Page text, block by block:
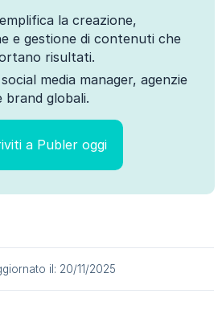
la creazione,
e gestione di contenuti che
risultati.
media manager, agenzie
brand globali.
a Publer oggi
il: 20/11/2025